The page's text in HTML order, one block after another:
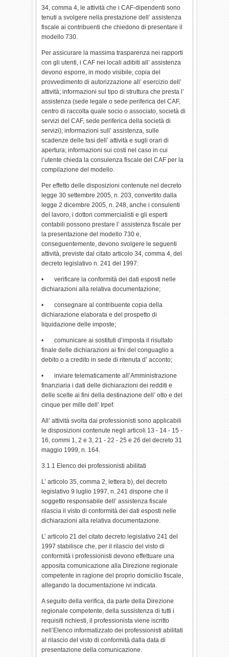
34, comma 4, le attività che i CAF-dipendenti sono
tenuti a svolgere nella prestazione dell’ assistenza
fiscale ai contribuenti che chiedono di presentare il
modello 730.
Per assicurare la massima trasparenza nei rapporti
con gli utenti, i CAF nei locali adibiti all’ assistenza
devono esporre, in modo visibile, copia del
provvedimento di autorizzazione all’ esercizio dell’
attività; informazioni sul tipo di struttura che presta l’
assistenza (sede legale o sede periferica del CAF,
centro di raccolta quale socio o associato, società di
servizi del CAF, sede periferica della società di
servizi); informazioni sull’ assistenza, sulle
scadenze delle fasi dell’ attività e sugli orari di
apertura; informazioni sui costi nel caso in cui
l’utente chieda la consulenza fiscale del CAF per la
compilazione del modello.
Per effetto delle disposizioni contenute nel decreto
legge 30 settembre 2005, n. 203, convertito dalla
legge 2 dicembre 2005, n. 248, anche i consulenti
del lavoro, i dottori commercialisti e gli esperti
contabili possono prestare l’ assistenza fiscale per
la presentazione del modello 730 e,
conseguentemente, devono svolgere le seguenti
attività, previste dal citato articolo 34, comma 4, del
decreto legislativo n. 241 del 1997:
• verificare la conformità dei dati esposti nelle
dichiarazioni alla relativa documentazione;
• consegnare al contribuente copia della
dichiarazione elaborata e del prospetto di
liquidazione delle imposte;
• comunicare ai sostituti d’imposta il risultato
finale delle dichiarazioni ai fini del conguaglio a
debito o a credito in sede di ritenuta d’ acconto;
• inviare telematicamente all’Amministrazione
finanziaria i dati delle dichiarazioni dei redditi e
delle scelte ai fini della destinazione dell’ otto e del
cinque per mille dell’ Irpef.
All’ attività svolta dai professionisti sono applicabili
le disposizioni contenute negli articoli 13 - 14 - 15 -
16, commi 1, 2 e 3, 21 - 22 - 25 e 26 del decreto 31
maggio 1999, n. 164.
3.1.1 Elenco dei professionisti abilitati
L’ articolo 35, comma 2, lettera b), del decreto
legislativo 9 luglio 1997, n. 241 dispone che il
soggetto responsabile dell’ assistenza fiscale
rilascia il visto di conformità dei dati esposti nelle
dichiarazioni alla relativa documentazione.
L’ articolo 21 del citato decreto legislativo 241 del
1997 stabilisce che, per il rilascio del visto di
conformità i professionisti devono effettuare una
apposita comunicazione alla Direzione regionale
competente in ragione del proprio domicilio fiscale,
allegando la documentazione ivi indicata.
A seguito della verifica, da parte della Direzione
regionale competente, della sussistenza di tutti i
requisiti richiesti, il professionista viene iscritto
nell’Elenco informatizzato dei professionisti abilitati
al rilascio del visto di conformità dalla data di
presentazione della comunicazione.